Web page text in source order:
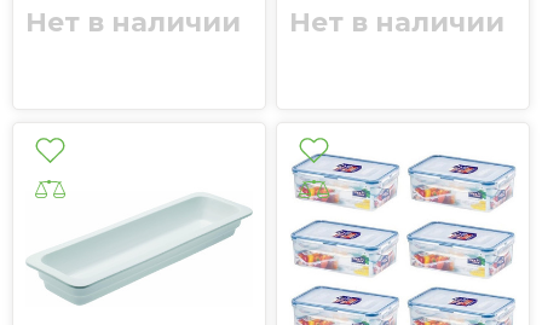
Нет в наличии Нет в наличии